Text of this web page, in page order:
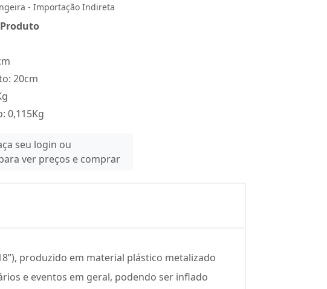
- Importação Indireta
20cm
0,115Kg
seu login ou
ver preços e comprar
produzido em material plástico metalizado
e eventos em geral, podendo ser inflado